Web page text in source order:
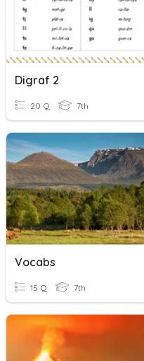
Digraf 2
20 Q 7th
Vocabs
15 Q 7th